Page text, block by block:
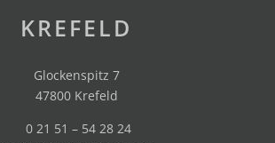
KREFELD
Glockenspitz 7
47800 Krefeld
0 21 51 – 54 28 24